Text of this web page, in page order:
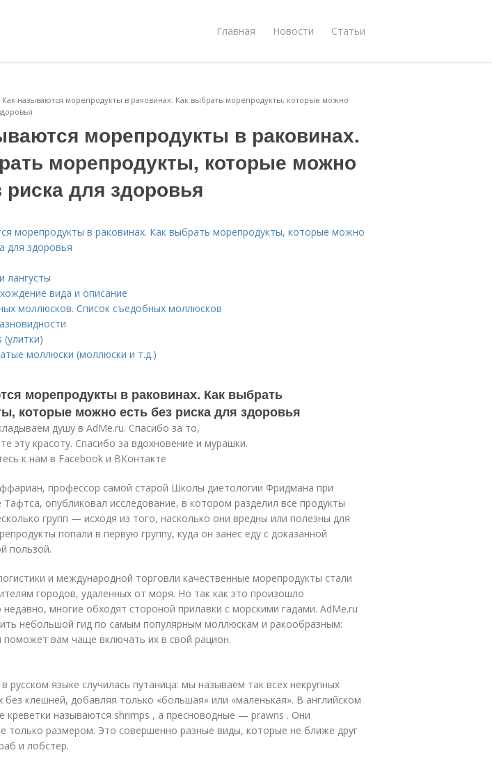
Главная Новости Статьи
Как называются морепродукты в раковинах. Как выбрать морепродукты, которые можно
морепродукты в раковинах.
морепродукты, которые можно
риска для здоровья
морепродукты в раковинах. Как выбрать морепродукты, которые можно
для здоровья
лангусты
вида и описание
моллюсков. Список съедобных моллюсков
(улитки)
моллюски (моллюски и т.д.)
морепродукты в раковинах. Как выбрать
которые можно есть без риска для здоровья
душу в AdMe.ru. Cпасибо за то,
эту красоту. Спасибо за вдохновение и мурашки.
к нам в Facebook и ВКонтакте
профессор самой старой Школы диетологии Фридмана при
Тафтса, опубликовал исследование, в котором разделил все продукты
групп — исходя из того, насколько они вредны или полезны для
попали в первую группу, куда он занес еду с доказанной
пользой.
и международной торговли качественные морепродукты стали
городов, удаленных от моря. Но так как это произошло
недавно, многие обходят стороной прилавки с морскими гадами. AdMe.ru
небольшой гид по самым популярным моллюскам и ракообразным:
вам чаще включать их в свой рацион.
русском языке случилась путаница: мы называем так всех некрупных
без клешней, добавляя только «большая» или «маленькая». В английском
креветки называются shrimps , а пресноводные — prawns . Они
только размером. Это совершенно разные виды, которые не ближе друг
и лобстер.